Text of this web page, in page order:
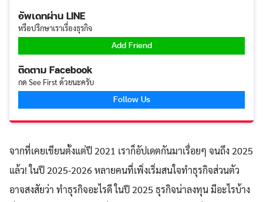
อัพเดทผ่าน LINE
หรือปรึกษาเราเรื่องธุรกิจ
Add Friend
ติดตาม Facebook
กด See First ด้วยนะครับ
Follow Us
จากที่เคยเขียนตั้งแต่ปี 2021 เราก็อัปเดตกันมาเรื่อยๆ จนถึง 2025
แล้ว! ในปี 2025-2026 หลายคนที่เพิ่งเริ่มสนใจทำธุรกิจส่วนตัว
อาจสงสัยว่า ทำธุรกิจอะไรดี ในปี 2025 ธุรกิจน่าลงทุน มีอะไรบ้าง